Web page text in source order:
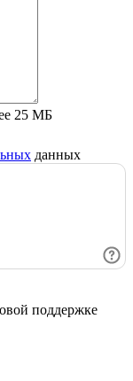
25 МБ
данных
поддержке